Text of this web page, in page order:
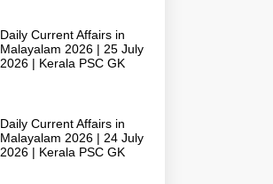
Daily Current Affairs in
Malayalam 2026 | 25 July
2026 | Kerala PSC GK
Daily Current Affairs in
Malayalam 2026 | 24 July
2026 | Kerala PSC GK